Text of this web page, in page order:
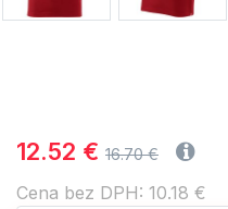
12.52 € 16.70 €
Cena bez DPH: 10.18 €